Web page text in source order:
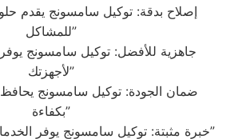
للمشاكل”
لأجهزتك”
بكفاءة”
“خبرة مثبتة: توكيل سامسونج يوفر الخدمات الاحترافية لعملائه”